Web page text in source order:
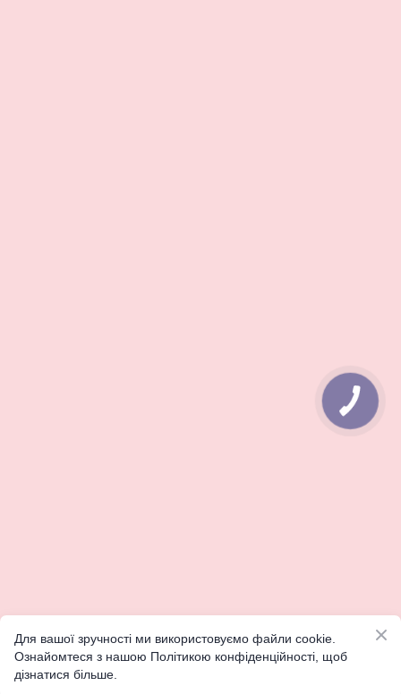
Для вашої зручності ми використовуємо файли cookie.
Ознайомтеся з нашою Політикою конфіденційності, щоб
дізнатися більше.